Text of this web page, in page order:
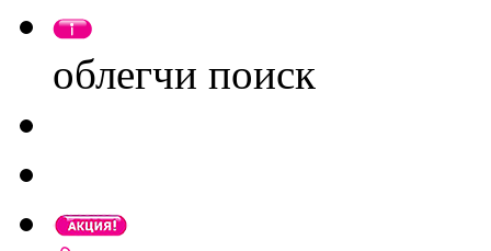
облегчи поиск